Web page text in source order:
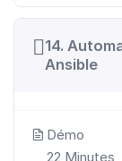
14.
Ansible
Démo
22 Minutes